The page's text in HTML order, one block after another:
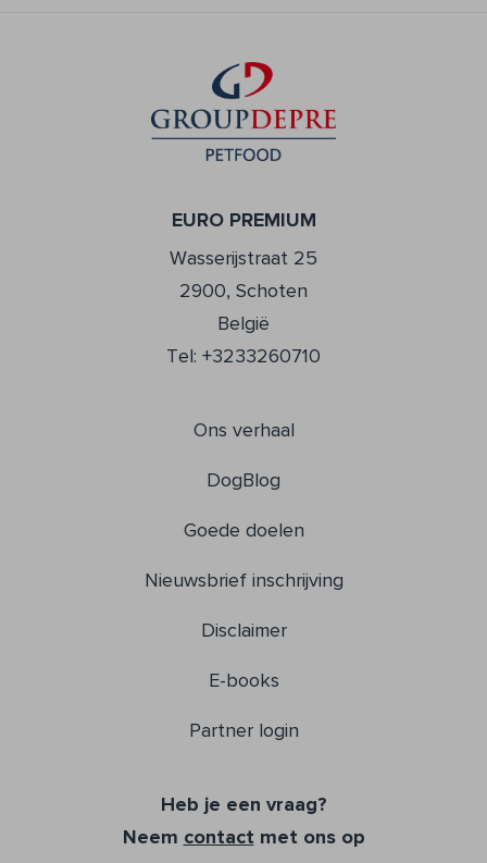
EURO PREMIUM
Wasserijstraat 25
2900, Schoten
België
Tel: +3233260710
Ons verhaal
DogBlog
Goede doelen
Nieuwsbrief inschrijving
Disclaimer
E-books
Partner login
Heb je een vraag?
Neem contact met ons op